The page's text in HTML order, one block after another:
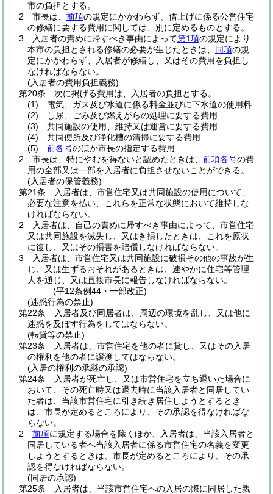
市の負担とする。
2
市長は、 前項の規定にかかわらず、借上げに係る公営住宅
の修繕に要する費用に関しては、別に定めるものとする。
3
入居者の責めに帰すべき事由によって第1項の規定により
本市の負担とされる修繕の必要が生じたときは、 同項の規
定にかかわらず、入居者が修繕し、又はその費用を負担し
なければならない。
(入居者の費用負担義務)
第20条
次に掲げる費用は、入居者の負担とする。
(1)
電気、ガス及び水道に係る料金並びに下水道の使用料
(2)
し尿、ごみ及び燃えがらの処理に要する費用
(3)
共同施設の使用、維持又は運営に要する費用
(4)
共同便所及び浄化槽の清掃に要する費用
(5)
前各号のほか市長の指定する費用
2
市長は、特にやむを得ないと認めたときは、 前項各号の費
用の全部又は一部を入居者に負担させないことができる。
(入居者の保管義務)
第21条
入居者は、市営住宅又は共同施設の使用について、
必要な注意を払い、これらを正常な状態において維持しな
ければならない。
2
入居者は、自己の責めに帰すべき事由によって、市営住宅
又は共同施設を滅失し、又はき損したときは、これを原状
に復し、又はその損害を賠償しなければならない。
3
入居者は、市営住宅又は共同施設に破損その他の事故が生
じ、又は生ずるおそれがあるときは、速やかに住宅等管理
人を通じ、又は直接市長に報告しなければならない。
(平12条例44・一部改正)
(迷惑行為の禁止)
第22条
入居者及び同居者は、周辺の環境を乱し、又は他に
迷惑を及ぼす行為をしてはならない。
(転貸等の禁止)
第23条
入居者は、市営住宅を他の者に貸し、又はその入居
の権利を他の者に譲渡してはならない。
(入居の権利の承継の承認)
第24条
入居者が死亡し、又は市営住宅を立ち退いた場合に
おいて、その死亡時又は退去時に当該入居者と同居してい
た者は、当該市営住宅に引き続き居住しようとするとき
は、市長が定めるところにより、その承認を得なければな
らない。
2
前項に規定する場合を除くほか、入居者は、当該入居者と
同居している者へ当該入居者に係る市営住宅の名義を変更
しようとするときは、市長が定めるところにより、その承
認を得なければならない。
(同居の承認)
第25条
入居者は、当該市営住宅への入居の際に同居した親